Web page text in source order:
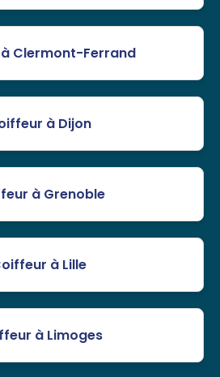
Clermont-Ferrand
à Dijon
à Grenoble
à Lille
à Limoges